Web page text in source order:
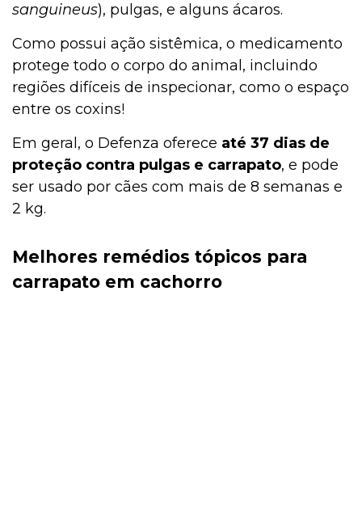
sanguineus), pulgas, e alguns ácaros.
Como possui ação sistêmica, o medicamento
protege todo o corpo do animal, incluindo
regiões difíceis de inspecionar, como o espaço
entre os coxins!
Em geral, o Defenza oferece até 37 dias de
proteção contra pulgas e carrapato, e pode
ser usado por cães com mais de 8 semanas e
2 kg.
Melhores remédios tópicos para
carrapato em cachorro